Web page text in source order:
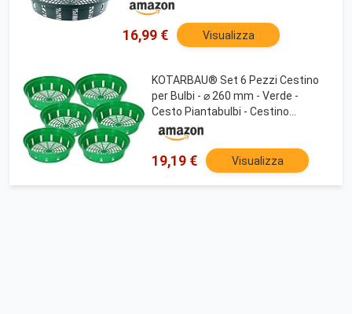
(18 cm, rotondo, set da 10 pezzi)
16,99 € Visualizza
KOTARBAU® Set 6 Pezzi Cestino
per Bulbi - ⌀ 260 mm - Verde -
Cesto Piantabulbi - Cestino
Rotondo in Plastica per Bulbi
19,19 € Visualizza